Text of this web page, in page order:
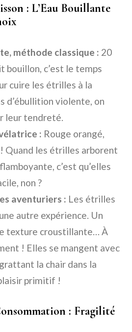
: L’Eau Bouillante
méthode classique : 20
bouillon, c’est le temps
cuire les étrilles à la
d’ébullition violente, on
leur tendreté.
: Rouge orangé,
! Quand les étrilles arborent
c’est qu’elles
non ?
aventuriers : Les étrilles
autre expérience. Un
texture croustillante… À
! Elles se mangent avec
la chair dans la
primitif !
: Fragilité